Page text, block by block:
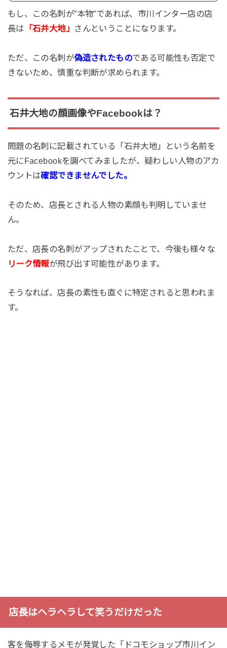
もし、この名刺が”本物”であれば、市川インター店の店
長は 「石井大地」 さんということになります。
ただ、この名刺が偽造されたものである可能性も否定で
きないため、慎重な判断が求められます。
石井大地の顔画像やFacebookは？
問題の名刺に記載されている「石井大地」という名前を
元にFacebookを調べてみましたが、疑わしい人物のアカ
ウントは確認できませんでした。
そのため、店長とされる人物の素顔も判明していませ
ん。
ただ、店長の名刺がアップされたことで、今後も様々な
リーク情報が飛び出す可能性があります。
そうなれば、店長の素性も直ぐに特定されると思われま
す。
店長はヘラヘラして笑うだけだった
客を侮辱するメモが発覚した「ドコモショップ市川イン